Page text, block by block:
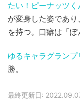
たい！ピーナッツく
が変身した姿であ
を持つ。口癖は「ぽ
ゆるキャラグラン
勝。
最終更新日: